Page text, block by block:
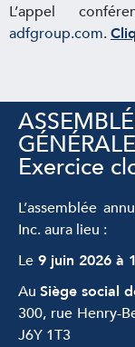
L’appel
adfgroup.com.C
Exercice
L’assemblée
Inc. aura lieu :
Le 9 juin 2026 à
Au Siège social
300, rue Henry-
J6Y 1T3